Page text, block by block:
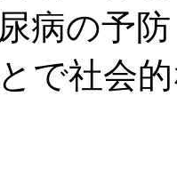
病の予
とで社会